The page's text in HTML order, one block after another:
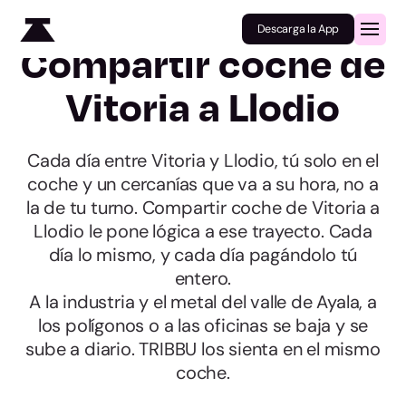
Descarga la App
Compartir coche de
Vitoria a Llodio
Cada día entre Vitoria y Llodio, tú solo en el
coche y un cercanías que va a su hora, no a
la de tu turno. Compartir coche de Vitoria a
Llodio le pone lógica a ese trayecto. Cada
día lo mismo, y cada día pagándolo tú
entero.
A la industria y el metal del valle de Ayala, a
los polígonos o a las oficinas se baja y se
sube a diario. TRIBBU los sienta en el mismo
coche.